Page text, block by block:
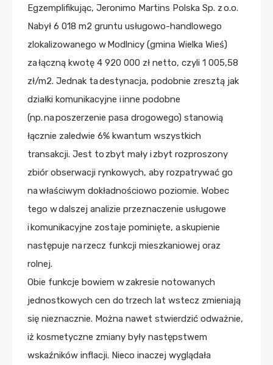
Egzemplifikując, Jeronimo Martins Polska Sp. z o.o.
Nabył 6 018 m2 gruntu usługowo-handlowego
zlokalizowanego w Modlnicy (gmina Wielka Wieś)
za łączną kwotę 4 920 000 zł netto, czyli 1 005,58
zł/m2. Jednak ta destynacja, podobnie zresztą jak
działki komunikacyjne i inne podobne
(np. na poszerzenie pasa drogowego) stanowią
łącznie zaledwie 6% kwantum wszystkich
transakcji. Jest to zbyt mały i zbyt rozproszony
zbiór obserwacji rynkowych, aby rozpatrywać go
na właściwym dokładnościowo poziomie. Wobec
tego w dalszej analizie przeznaczenie usługowe
i komunikacyjne zostaje pominięte, a skupienie
następuje na rzecz funkcji mieszkaniowej oraz
rolnej.
Obie funkcje bowiem w zakresie notowanych
jednostkowych cen do trzech lat wstecz zmieniają
się nieznacznie. Można nawet stwierdzić odważnie,
iż kosmetyczne zmiany były następstwem
wskaźników inflacji. Nieco inaczej wyglądała